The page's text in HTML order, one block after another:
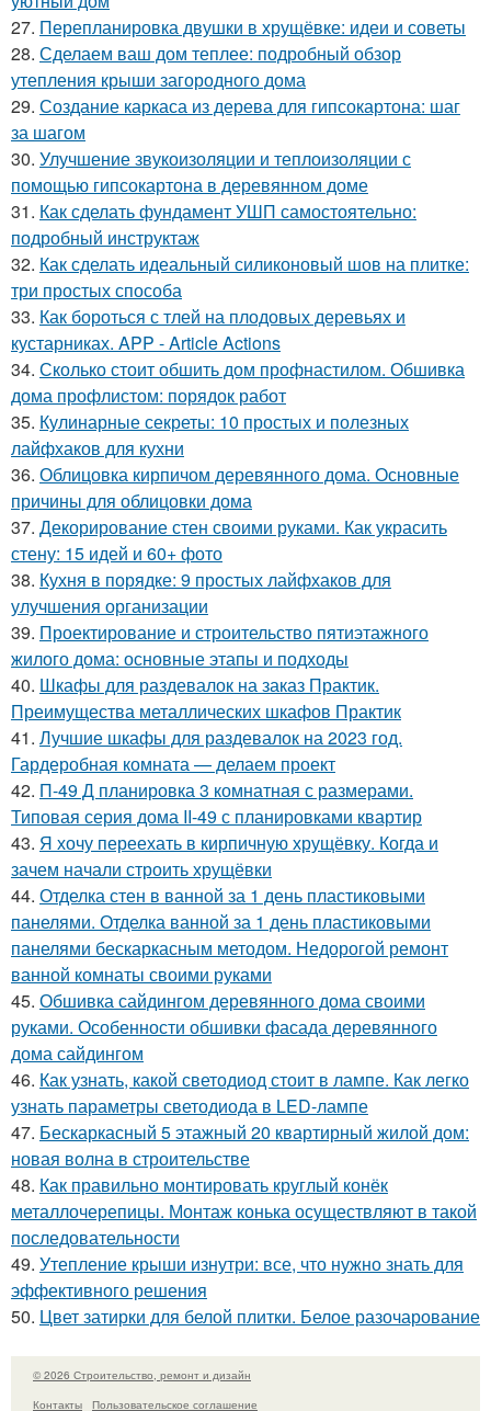
27. Перепланировка двушки в хрущёвке: идеи и советы
28. Сделаем ваш дом теплее: подробный обзор
утепления крыши загородного дома
29. Создание каркаса из дерева для гипсокартона: шаг
за шагом
30. Улучшение звукоизоляции и теплоизоляции с
помощью гипсокартона в деревянном доме
31. Как сделать фундамент УШП самостоятельно:
подробный инструктаж
32. Как сделать идеальный силиконовый шов на плитке:
три простых способа
33. Как бороться с тлей на плодовых деревьях и
кустарниках. APP - Article Actions
34. Сколько стоит обшить дом профнастилом. Обшивка
дома профлистом: порядок работ
35. Кулинарные секреты: 10 простых и полезных
лайфхаков для кухни
36. Облицовка кирпичом деревянного дома. Основные
причины для облицовки дома
37. Декорирование стен своими руками. Как украсить
стену: 15 идей и 60+ фото
38. Кухня в порядке: 9 простых лайфхаков для
улучшения организации
39. Проектирование и строительство пятиэтажного
жилого дома: основные этапы и подходы
40. Шкафы для раздевалок на заказ Практик.
Преимущества металлических шкафов Практик
41. Лучшие шкафы для раздевалок на 2023 год.
Гардеробная комната — делаем проект
42. П-49 Д планировка 3 комнатная с размерами.
Типовая серия дома II-49 с планировками квартир
43. Я хочу переехать в кирпичную хрущёвку. Когда и
зачем начали строить хрущёвки
44. Отделка стен в ванной за 1 день пластиковыми
панелями. Отделка ванной за 1 день пластиковыми
панелями бескаркасным методом. Недорогой ремонт
ванной комнаты своими руками
45. Обшивка сайдингом деревянного дома своими
руками. Особенности обшивки фасада деревянного
дома сайдингом
46. Как узнать, какой светодиод стоит в лампе. Как легко
узнать параметры светодиода в LED-лампе
47. Бескаркасный 5 этажный 20 квартирный жилой дом:
новая волна в строительстве
48. Как правильно монтировать круглый конёк
металлочерепицы. Монтаж конька осуществляют в такой
последовательности
49. Утепление крыши изнутри: все, что нужно знать для
эффективного решения
50. Цвет затирки для белой плитки. Белое разочарование
© 2026 Строительство, ремонт и дизайн
Контакты
Пользовательское соглашение